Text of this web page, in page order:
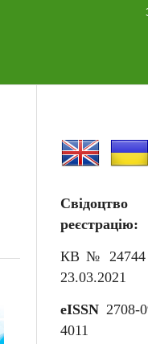
Свідоцтво
реєстрацію:
КВ № 24744
23.03.2021
eISSN 2708-
4011